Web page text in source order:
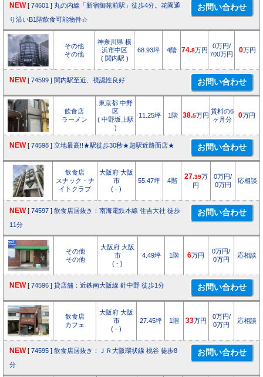
NEW [ 74601 ] 丸の内線「新宿御苑前駅」徒歩4分。花園通
り沿いB1階飲食可能物件☆
その他
その他
神奈川県 横
浜市中区
( 関内駅 )
68.93坪 4階 74.8万円
0万円/
700万円
0万円
NEW [ 74599 ] 関内駅至近、視認性良好
飲食店
ラーメン
東京都 中野
区
( 中野坂上駅
)
11.25坪 1階 38.5万円
賃料の6
ヶ月分
0万円
NEW [ 74598 ] 立地最高!!★駅徒歩30秒★超駅近路面店★
飲食店
スナック・ナ
イトクラブ
大阪府 大阪
市
( - )
55.47坪 4階
27.39万
円
0万円/
0万円
応相談
NEW [ 74597 ] 飲食店居抜き：南海電鉄本線 住吉大社 徒歩
11分
その他
その他
大阪府 大阪
市
( - )
4.49坪 1階 6万円
0万円/
0万円
応相談
NEW [ 74596 ] 貸店舗：近鉄南大阪線 針中野 徒歩1分
飲食店
カフェ
大阪府 大阪
市
( - )
27.45坪 1階 33万円
0万円/
0万円
応相談
NEW [ 74595 ] 飲食店居抜き：ＪＲ大阪環状線 桃谷 徒歩8
分